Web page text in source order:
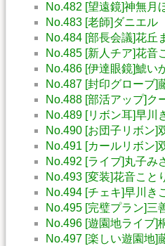
No.482 [望遠鏡]神無月
No.483 [老師]ダニエル
No.484 [部長会議]花丘
No.485 [新人チア]花音
No.486 [伊達眼鏡]鯱い
No.487 [封印グローブ]
No.488 [部活アップ]ク
No.489 [リボン耳]早川
No.490 [お団子リボン]
No.491 [カールリボン]
No.492 [ライブ]丸子み
No.493 [変装]花音こと
No.494 [チェキ]早川き
No.495 [完璧プラン]三
No.496 [遊園地ライブ]
No.497 [楽しい遊園地]